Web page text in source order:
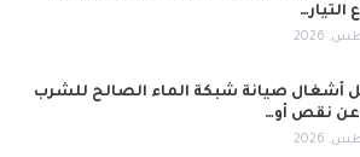
التيار…
أشغال صيانة شبكة الماء الصالح للشرب
عن نقص أو…